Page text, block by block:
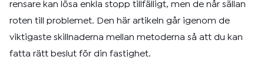
rensare kan lösa enkla stopp tillfälligt, men de når sällan
roten till problemet. Den här artikeln går igenom de
viktigaste skillnaderna mellan metoderna så att du kan
fatta rätt beslut för din fastighet.